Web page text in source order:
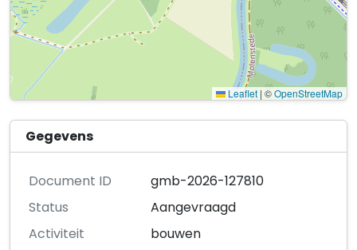
Leaflet | ©OpenStreetMap
Gegevens
Document ID
gmb-2026-127810
Status
Aangevraagd
Activiteit
bouwen